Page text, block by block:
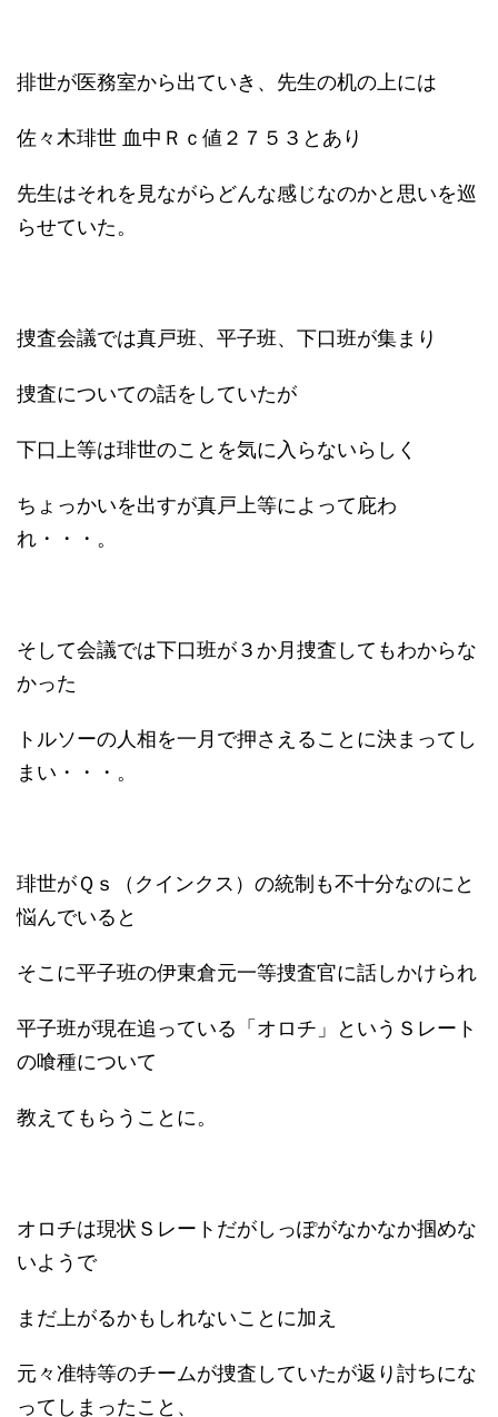
排世が医務室から出ていき、先生の机の上には
佐々木琲世 血中Ｒｃ値２７５３とあり
先生はそれを見ながらどんな感じなのかと思いを巡
らせていた。
捜査会議では真戸班、平子班、下口班が集まり
捜査についての話をしていたが
下口上等は琲世のことを気に入らないらしく
ちょっかいを出すが真戸上等によって庇わ
れ・・・。
そして会議では下口班が３か月捜査してもわからな
かった
トルソーの人相を一月で押さえることに決まってし
まい・・・。
琲世がＱｓ（クインクス）の統制も不十分なのにと
悩んでいると
そこに平子班の伊東倉元一等捜査官に話しかけられ
平子班が現在追っている「オロチ」というＳレート
の喰種について
教えてもらうことに。
オロチは現状Ｓレートだがしっぽがなかなか掴めな
いようで
まだ上がるかもしれないことに加え
元々准特等のチームが捜査していたが返り討ちにな
ってしまったこと、